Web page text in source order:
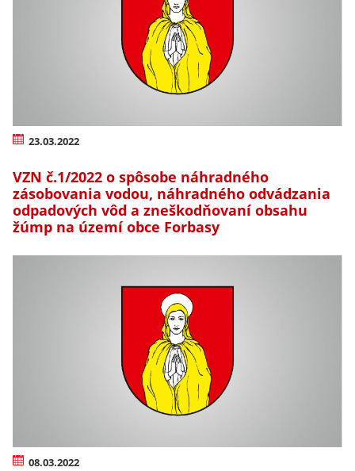
23.03.2022
VZN č.1/2022 o spôsobe náhradného
zásobovania vodou, náhradného odvádzania
odpadových vôd a zneškodňovaní obsahu
žúmp na území obce Forbasy
08.03.2022